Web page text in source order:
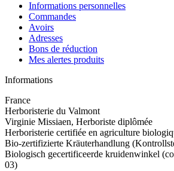
Informations personnelles
Commandes
Avoirs
Adresses
Bons de réduction
Mes alertes produits
Informations
France
Herboristerie du Valmont
Virginie Missiaen, Herboriste diplômée
Herboristerie certifiée en agriculture
Bio-zertifizierte Kräuterhandlung
Biologisch gecertificeerde kruidenwinkel
03)